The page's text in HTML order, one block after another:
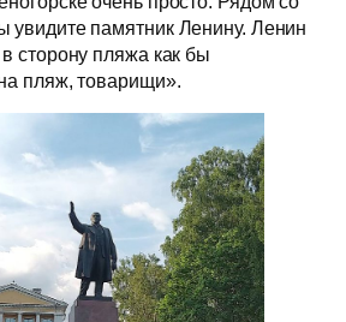
памятник Ленину. Ленин
сторону пляжа как бы
пляж, товарищи».